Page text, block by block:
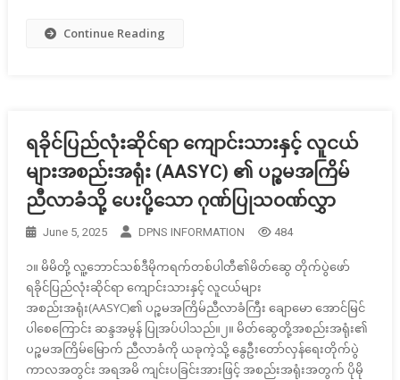
Continue Reading
ရခိုင်ပြည်လုံးဆိုင်ရာ ကျောင်းသားနှင့် လူငယ်
များအစည်းအရုံး (AASYC) ၏ ပဉ္စမအကြိမ်
ညီလာခံသို့ ပေးပို့သော ဂုဏ်ပြုသဝဏ်လွှာ
June 5, 2025 DPNS INFORMATION 484
၁။ မိမိတို့ လူ့ဘောင်သစ်ဒီမိုကရက်တစ်ပါတီ၏မိတ်ဆွေ တိုက်ပွဲဖော်
ရခိုင်ပြည်လုံးဆိုင်ရာ ကျောင်းသားနှင့် လူငယ်များ
အစည်းအရုံး(AASYC)၏ ပဉ္စမအကြိမ်ညီလာခံကြီး ချောမော အောင်မြင်
ပါစေကြောင်း ဆန္ဒအမွန် ပြုအပ်ပါသည်။၂။ မိတ်ဆွေတို့အစည်းအရုံး၏
ပဉ္စမအကြိမ်မြောက် ညီလာခံကို ယခုကဲ့သို့ နွေဦးတော်လှန်ရေးတိုက်ပွဲ
ကာလအတွင်း အရအမိ ကျင်းပခြင်းအားဖြင့် အစည်းအရုံးအတွက် ပိုမို